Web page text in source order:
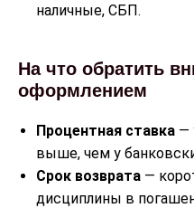
наличные, СБП.
На что обратить
оформлением
Процентная ставка —
выше, чем у
Срок возврата —
дисциплины в